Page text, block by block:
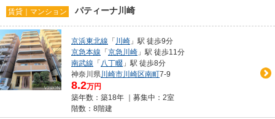
賃貸｜マンション パティーナ川崎
京浜東北線 「 川崎 」駅 徒歩9分
京急本線 「京急川崎 」駅 徒歩11分
南武線 「八丁畷 」駅 徒歩8分
神奈川県川崎市川崎区南町7-9
8.2万円
築年数：築18年 ｜募集中： 2室
階数：8階建